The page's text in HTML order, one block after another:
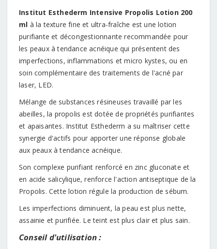
Institut Esthederm Intensive Propolis Lotion 200
ml à la texture fine et ultra-fraîche est une lotion
purifiante et décongestionnante recommandée pour
les peaux à tendance acnéique qui présentent des
imperfections, inflammations et micro kystes, ou en
soin complémentaire des traitements de l'acné par
laser, LED.
Mélange de substances résineuses travaillé par les
abeilles, la propolis est dotée de propriétés purifiantes
et apaisantes. Institut Esthederm a su maîtriser cette
synergie d'actifs pour apporter une réponse globale
aux peaux à tendance acnéique.
Son complexe purifiant renforcé en zinc gluconate et
en acide salicylique, renforce l'action antiseptique de la
Propolis. Cette lotion régule la production de sébum.
Les imperfections diminuent, la peau est plus nette,
assainie et purifiée. Le teint est plus clair et plus sain.
Conseil d'utilisation :